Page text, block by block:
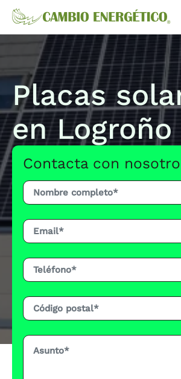
Placas
en Logroño
Contacta con